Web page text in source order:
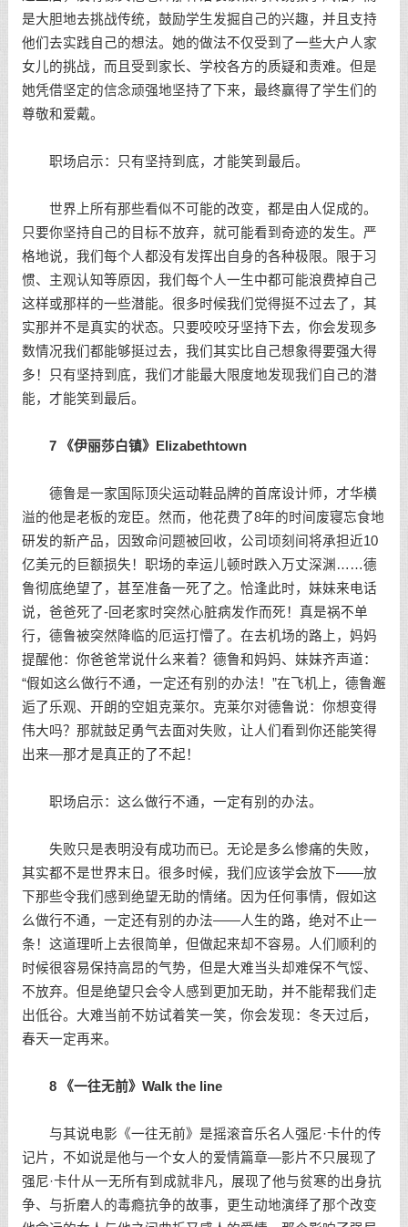
是大胆地去挑战传统， 鼓励学生发掘自己的兴趣，并且支持
他们去实践自己的想法。她的做法不仅受到了一些大户人家
女儿的挑战，而且受到家长、学校各方的质疑和责难。但是
她凭借坚定的信念顽强地坚持了下来，最终赢得了学生们的
尊敬和爱戴。
职场启示：只有坚持到底，才能笑到最后。
世界上所有那些看似不可能的改变，都是由人促成的。
只要你坚持自己的目标不放弃，就可能看到奇迹的发生。严
格地说，我们每个人都没有发挥出自身的各种极限。限于习
惯、主观认知等原因，我们每个人一生中都可能浪费掉自己
这样或那样的一些潜能。很多时候我们觉得挺不过去了，其
实那并不是真实的状态。只要咬咬牙坚持下去，你会发现多
数情况我们都能够挺过去，我们其实比自己想象得要强大得
多！只有坚持到底，我们才能最大限度地发现我们自己的潜
能，才能笑到最后。
7 《伊丽莎白镇》Elizabethtown
德鲁是一家国际顶尖运动鞋品牌的首席设计师，才华横
溢的他是老板的宠臣。然而，他花费了8年的时间废寝忘食地
研发的新产品，因致命问题被回收，公司顷刻间将承担近10
亿美元的巨额损失！职场的幸运儿顿时跌入万丈深渊……德
鲁彻底绝望了，甚至准备一死了之。恰逢此时，妹妹来电话
说，爸爸死了-回老家时突然心脏病发作而死！真是祸不单
行，德鲁被突然降临的厄运打懵了。在去机场的路上，妈妈
提醒他：你爸爸常说什么来着？德鲁和妈妈、妹妹齐声道：
“假如这么做行不通，一定还有别的办法！”在飞机上，德鲁邂
逅了乐观、开朗的空姐克莱尔。克莱尔对德鲁说：你想变得
伟大吗？那就鼓足勇气去面对失败，让人们看到你还能笑得
出来—那才是真正的了不起！
职场启示：这么做行不通，一定有别的办法。
失败只是表明没有成功而已。无论是多么惨痛的失败，
其实都不是世界末日。很多时候，我们应该学会放下——放
下那些令我们感到绝望无助的情绪。因为任何事情，假如这
么做行不通，一定还有别的办法——人生的路，绝对不止一
条！这道理听上去很简单，但做起来却不容易。人们顺利的
时候很容易保持高昂的气势，但是大难当头却难保不气馁、
不放弃。但是绝望只会令人感到更加无助，并不能帮我们走
出低谷。大难当前不妨试着笑一笑，你会发现：冬天过后，
春天一定再来。
8 《一往无前》Walk the line
与其说电影《一往无前》是摇滚音乐名人强尼·卡什的传
记片，不如说是他与一个女人的爱情篇章—影片不只展现了
强尼·卡什从一无所有到成就非凡，展现了他与贫寒的出身抗
争、与折磨人的毒瘾抗争的故事，更生动地演绎了那个改变